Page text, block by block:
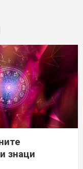
знаци